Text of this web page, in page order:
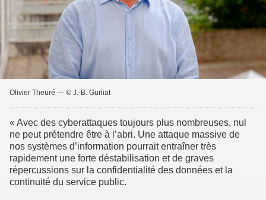
Olivier Theuré — © J.-B. Gurliat
« Avec des cyberattaques toujours plus nombreuses, nul
ne peut prétendre être à l’abri. Une attaque massive de
nos systèmes d’information pourrait entraîner très
rapidement une forte déstabilisation et de graves
répercussions sur la confidentialité des données et la
continuité du service public.